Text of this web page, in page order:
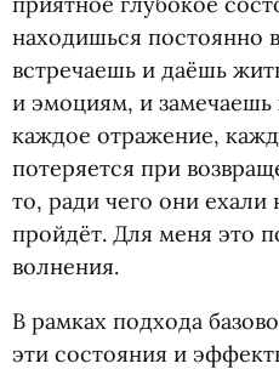
находишься постоянно
встречаешь и даёшь
и эмоциям, и замечаешь
каждое отражение,
потеряется при
то, ради чего они ехали
пройдёт. Для меня это
волнения.
В рамках подхода
эти состояния и